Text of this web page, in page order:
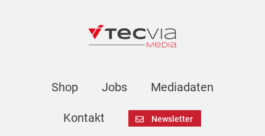
Shop Jobs Mediadaten
Kontakt Newsletter